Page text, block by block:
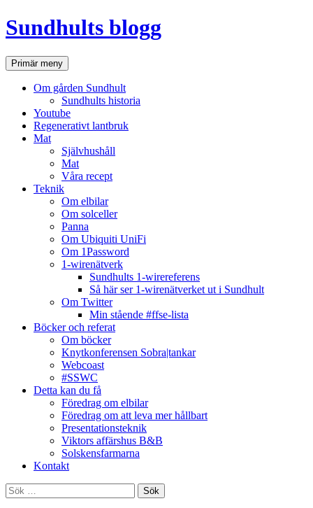
Hoppa
till
Sundhults blogg
SökPrimär meny
Om gården Sundhult
Sundhults historia
Youtube
Regenerativt lantbruk
Mat
Självhushåll
Mat
Våra recept
Teknik
Om elbilar
Om solceller
Panna
Om Ubiquiti UniFi
Om 1Password
1-wirenätverk
Sundhults 1-wirereferens
Så här ser 1-wirenätverket ut i Sundhult
Om Twitter
Min stående #ffse-lista
Böcker och referat
Om böcker
Knytkonferensen Sobra|tankar
Webcoast
#SSWC
Detta kan du få
Föredrag om elbilar
Föredrag om att leva mer hållbart
Presentationsteknik
Viktors affärshus B&B
Solskensfarmarna
Kontakt
Sök
efter: